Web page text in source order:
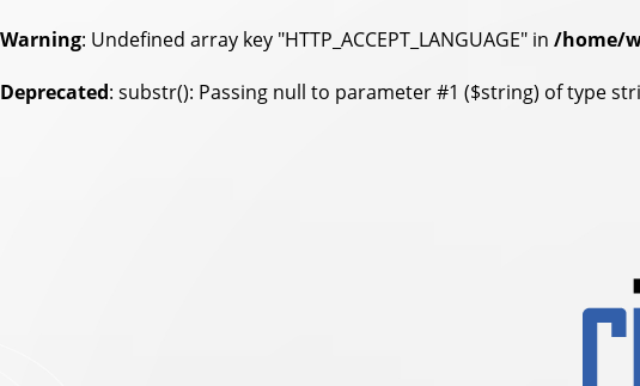
Warning: Undefined array key "HTTP_ACCEPT_LANGUAGE" in /home/
Deprecated: substr(): Passing null to parameter #1 ($string) of type